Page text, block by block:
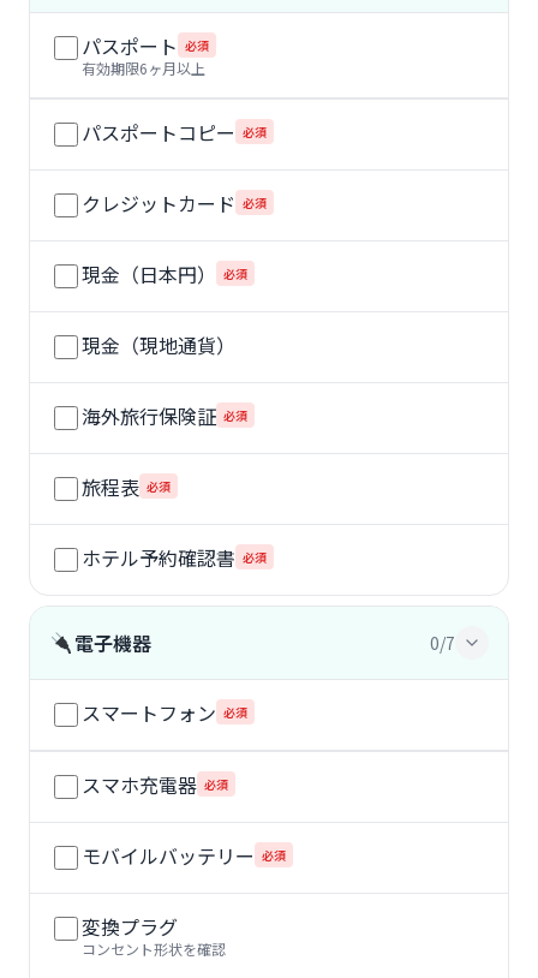
パスポート 必須
有効期限6ヶ月以上
パスポートコピー 必須
クレジットカード 必須
現金（日本円） 必須
現金（現地通貨）
海外旅行保険証 必須
旅程表 必須
ホテル予約確認書 必須
電子機器 0/7
スマートフォン 必須
スマホ充電器 必須
モバイルバッテリー 必須
変換プラグ
コンセント形状を確認